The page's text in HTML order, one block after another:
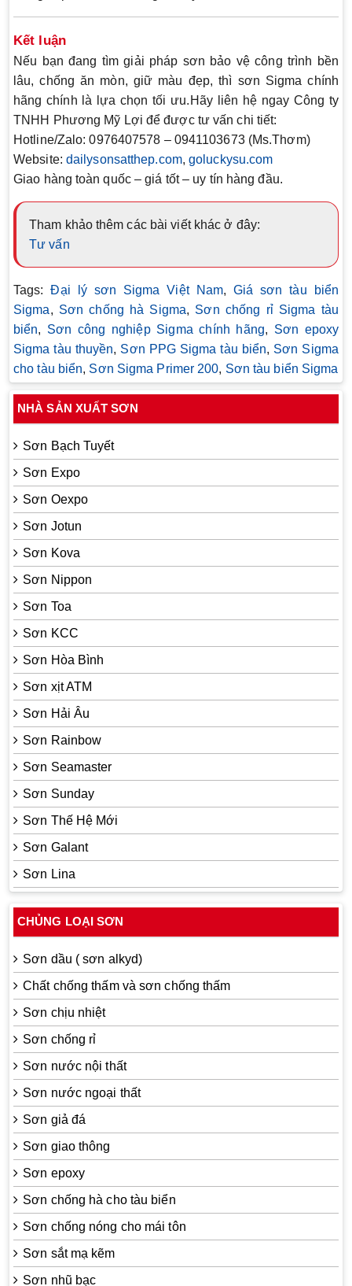
Kết luận
Nếu bạn đang tìm giải pháp sơn bảo vệ công trình bền
lâu, chống ăn mòn, giữ màu đẹp, thì sơn Sigma chính
hãng chính là lựa chọn tối ưu.Hãy liên hệ ngay Công ty
TNHH Phương Mỹ Lợi để được tư vấn chi tiết:
Hotline/Zalo:0976407578 – 0941103673 (Ms.Thơm)
Website: dailysonsatthep.com,goluckysu.com
Giao hàng toàn quốc – giá tốt – uy tín hàng đầu.
Tham khảo thêm các bài viết khác ở đây:
Tư vấn
Tags: Đại lý sơn Sigma Việt Nam, Giá sơn tàu biển
Sigma, Sơn chống hà Sigma, Sơn chống rỉ Sigma tàu
biển, Sơn công nghiệp Sigma chính hãng, Sơn epoxy
Sigma tàu thuyền, Sơn PPG Sigma tàu biển, Sơn Sigma
cho tàu biển, Sơn Sigma Primer 200, Sơn tàu biển Sigma
NHÀ SẢN XUẤT SƠN
Sơn Bạch Tuyết
Sơn Expo
Sơn Oexpo
Sơn Jotun
Sơn Kova
Sơn Nippon
Sơn Toa
Sơn KCC
Sơn Hòa Bình
Sơn xịt ATM
Sơn Hải Âu
Sơn Rainbow
Sơn Seamaster
Sơn Sunday
Sơn Thế Hệ Mới
Sơn Galant
Sơn Lina
CHỦNG LOẠI SƠN
Sơn dầu ( sơn alkyd)
Chất chống thấm và sơn chống thấm
Sơn chịu nhiệt
Sơn chống rỉ
Sơn nước nội thất
Sơn nước ngoại thất
Sơn giả đá
Sơn giao thông
Sơn epoxy
Sơn chống hà cho tàu biển
Sơn chống nóng cho mái tôn
Sơn sắt mạ kẽm
Sơn nhũ bạc